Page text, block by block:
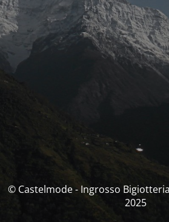
© Castelmode - Ingrosso
2025